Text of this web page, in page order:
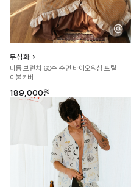
무성화
마롱 브런치 60수 순면 바이오워싱 프릴
이불커버
189,000원